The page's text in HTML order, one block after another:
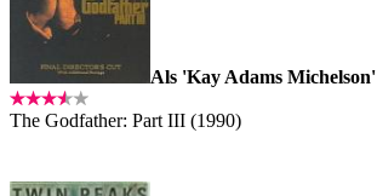
Als 'Kay Adams Michelson'
The Godfather: Part III (1990)